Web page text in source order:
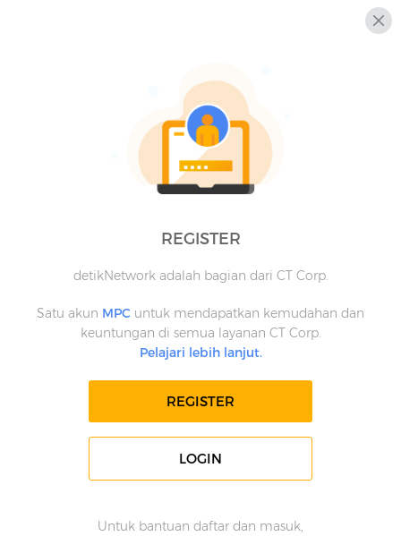
REGISTER
detikNetwork adalah bagian dari CT Corp.
Satu akun MPC untuk mendapatkan kemudahan dan
keuntungan di semua layanan CT Corp.
Pelajari lebih lanjut.
REGISTER
LOGIN
Untuk bantuan daftar dan masuk,